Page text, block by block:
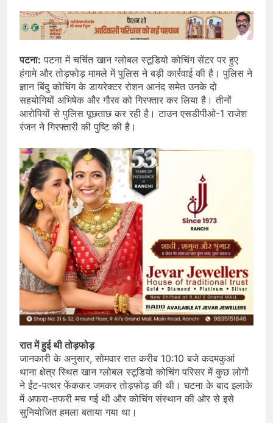
पटना: पटना में चर्चित खान ग्लोबल स्टूडियो कोचिंग सेंटर पर हुए
हंगामे और तोड़फोड़ मामले में पुलिस ने बड़ी कार्रवाई की है। पुलिस ने
ज्ञान बिंदु कोचिंग के डायरेक्टर रोशन आनंद समेत उनके दो
सहयोगियों अभिषेक और गौरव को गिरफ्तार कर लिया है। तीनों
आरोपियों से पुलिस पूछताछ कर रही है। टाउन एसडीपीओ-1 राजेश
रंजन ने गिरफ्तारी की पुष्टि की है।
रात में हुई थी तोड़फोड़
जानकारी के अनुसार, सोमवार रात करीब 10:10 बजे कदमकुआं
थाना क्षेत्र स्थित खान ग्लोबल स्टूडियो कोचिंग परिसर में कुछ लोगों
ने ईंट-पत्थर फेंककर जमकर तोड़फोड़ की थी। घटना के बाद इलाके
में अफरा-तफरी मच गई थी और कोचिंग संस्थान की ओर से इसे
सुनियोजित हमला बताया गया था।